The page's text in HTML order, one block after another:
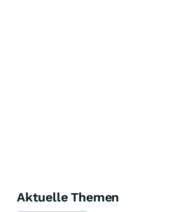
Aktuelle Themen